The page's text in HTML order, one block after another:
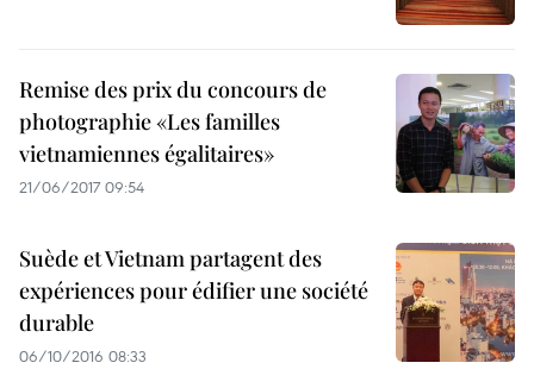
Remise des prix du concours de
photographie «Les familles
vietnamiennes égalitaires»
21/06/2017 09:54
Suède et Vietnam partagent des
expériences pour édifier une société
durable
06/10/2016 08:33